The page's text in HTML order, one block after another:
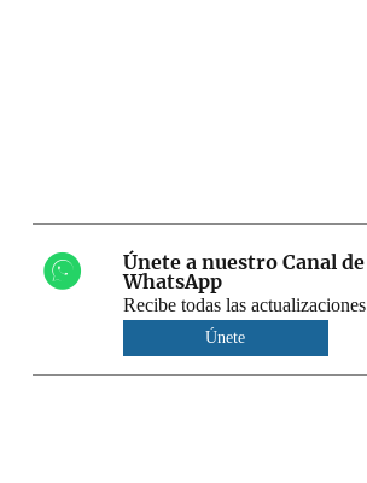
Únete a nuestro Canal de
WhatsApp
Recibe todas las actualizaciones
Únete